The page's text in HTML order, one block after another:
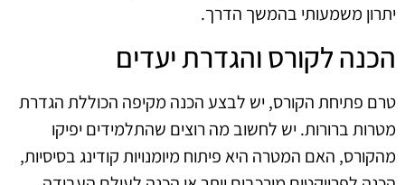
יתרון משמעותי בהמשך הדרך.
הכנה לקורס והגדרת יעדים
טרם פתיחת הקורס, יש לבצע הכנה מקיפה הכוללת הגדרת
מטרות ברורות. יש לחשוב מה רוצים שהתלמידים יפיקו
מהקורס, האם המטרה היא פיתוח מיומנויות קודינג בסיסיות,